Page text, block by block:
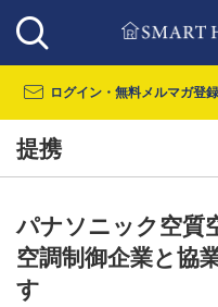
ログイン・ 無料メルマガ登録
提携
パナソニック空質
空調制御企業と協
す